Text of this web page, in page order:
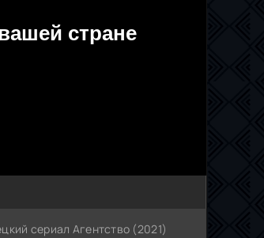
сериал Агентство (2021)